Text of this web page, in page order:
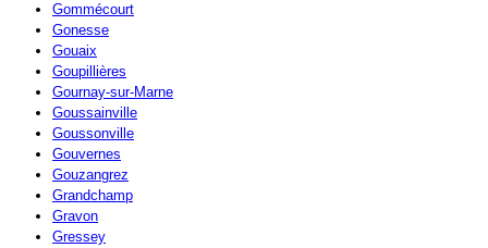
Gommécourt
Gonesse
Gouaix
Goupillières
Gournay-sur-Marne
Goussainville
Goussonville
Gouvernes
Gouzangrez
Grandchamp
Gravon
Gressey